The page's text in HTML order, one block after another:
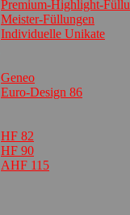
Premium-Highlight-
Meister-Füllungen
Individuelle Unikate
Geneo
Euro-Design 86
HF 82
HF 90
AHF 115